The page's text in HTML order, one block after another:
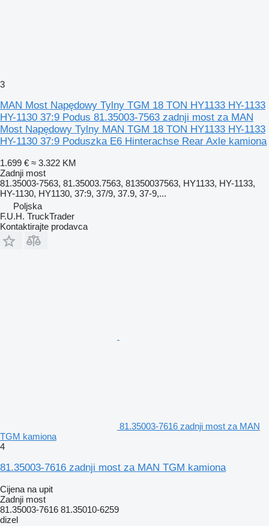
3
MAN Most Napędowy Tylny TGM 18 TON HY1133 HY-1133
HY-1130 37:9 Podus 81.35003-7563 zadnji most za MAN
Most Napędowy Tylny MAN TGM 18 TON HY1133 HY-1133
HY-1130 37:9 Poduszka E6 Hinterachse Rear Axle kamiona
1.699 € ≈ 3.322 KM
Zadnji most
81.35003-7563, 81.35003.7563, 81350037563, HY1133, HY-1133,
HY-1130, HY1130, 37:9, 37/9, 37.9, 37-9,...
Poljska
F.U.H. TruckTrader
Kontaktirajte prodavca
81.35003-7616 zadnji most za MAN
TGM kamiona
4
81.35003-7616 zadnji most za MAN TGM kamiona
Cijena na upit
Zadnji most
81.35003-7616 81.35010-6259
dizel